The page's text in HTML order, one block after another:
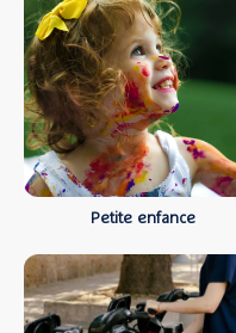
Petite enfance